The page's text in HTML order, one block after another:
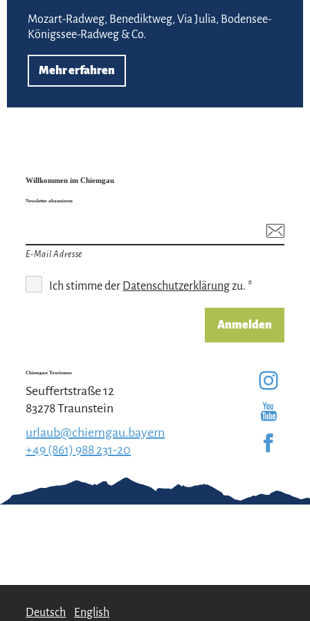
Mozart-Radweg, Benediktweg, Via Julia, Bodensee-
Königssee-Radweg & Co.
Mehr erfahren
Willkommen im Chiemgau
Newsletter abonnieren
E-Mail Adresse
Ich stimme der Datenschutzerklärungzu. *
Anmelden
Chiemgau Tourismus
Seuffertstraße 12
83278 Traunstein
urlaub@chiemgau.bayern
+49 (861) 988 231-20
Deutsch English